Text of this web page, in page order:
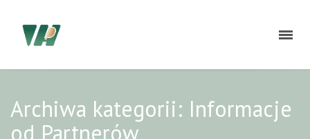
Archiwa kategorii: Informacje
od Partnerów